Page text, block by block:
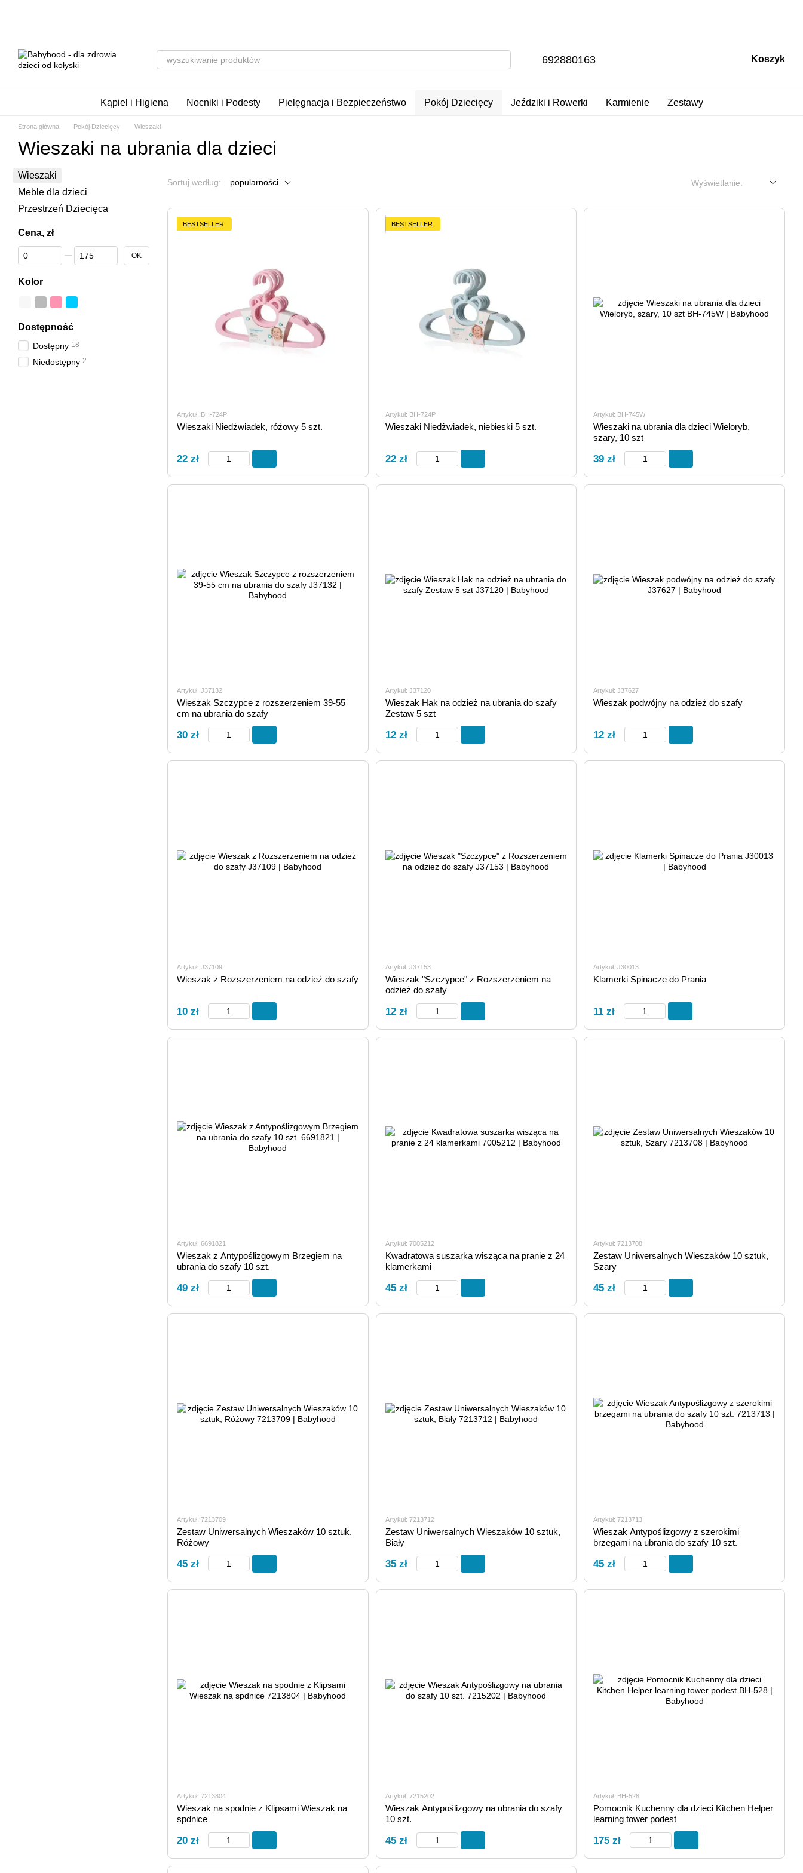
692880163 Koszyk
Kąpiel i Higiena Nocniki i Podesty Pielęgnacja i Bezpieczeństwo Pokój Dziecięcy Jeździki i Rowerki Karmienie Zestawy
Strona główna Pokój Dziecięcy Wieszaki
Wieszaki na ubrania dla dzieci
Sortuj według: popularności Wyświetlanie:
BESTSELLER
Artykuł: BH-724P
Wieszaki Niedżwiadek, różowy 5 szt.
22 zł
BESTSELLER
Artykuł: BH-724P
Wieszaki Niedżwiadek, niebieski 5 szt.
22 zł
Artykuł: BH-745W
Wieszaki na ubrania dla dzieci Wieloryb,
szary, 10 szt
39 zł
Artykuł: J37132
Wieszak Szczypce z rozszerzeniem 39-55
cm na ubrania do szafy
30 zł
Artykuł: J37120
Wieszak Hak na odzież na ubrania do szafy
Zestaw 5 szt
12 zł
Artykuł: J37627
Wieszak podwójny na odzież do szafy
12 zł
Artykuł: J37109
Wieszak z Rozszerzeniem na odzież do szafy
10 zł
Artykuł: J37153
Wieszak "Szczypce" z Rozszerzeniem na
odzież do szafy
12 zł
Artykuł: J30013
Klamerki Spinacze do Prania
11 zł
Artykuł: 6691821
Wieszak z Antypoślizgowym Brzegiem na
ubrania do szafy 10 szt.
49 zł
Artykuł: 7005212
Kwadratowa suszarka wisząca na pranie z 24
klamerkami
45 zł
Artykuł: 7213708
Zestaw Uniwersalnych Wieszaków 10 sztuk,
Szary
45 zł
Artykuł: 7213709
Zestaw Uniwersalnych Wieszaków 10 sztuk,
Różowy
45 zł
Artykuł: 7213712
Zestaw Uniwersalnych Wieszaków 10 sztuk,
Biały
35 zł
Artykuł: 7213713
Wieszak Antypoślizgowy z szerokimi
brzegami na ubrania do szafy 10 szt.
45 zł
Artykuł: 7213804
Wieszak na spodnie z Klipsami Wieszak na
spdnice
20 zł
Artykuł: 7215202
Wieszak Antypoślizgowy na ubrania do szafy
10 szt.
45 zł
Artykuł: BH-528
Pomocnik Kuchenny dla dzieci Kitchen Helper
learning tower podest
175 zł
Wieszaki
Meble dla dzieci
Przestrzeń Dziecięca
Cena, zł
Od Cena, zł
Do Cena, zł OK
Kolor
Dostępność
Dostępny 18
Niedostępny 2